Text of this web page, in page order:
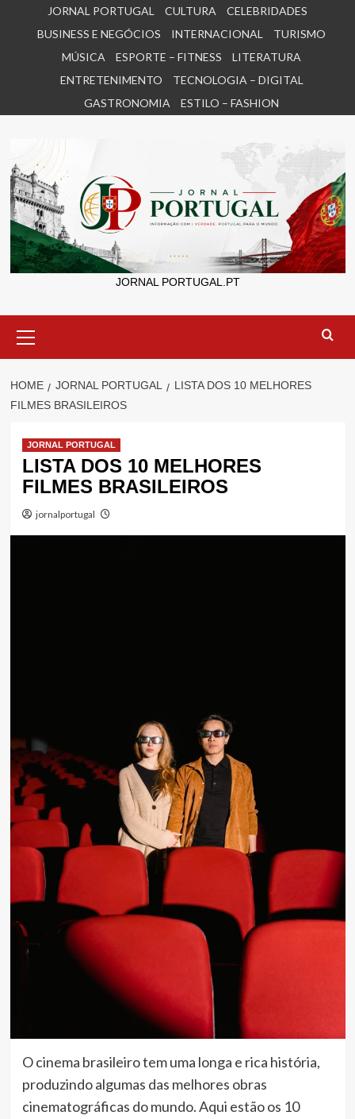
JORNAL PORTUGAL CULTURA
CELEBRIDADES
BUSINESS E NEGÓCIOS
INTERNACIONAL
TURISMO
MÚSICA
ESPORTE – FITNESS
LITERATURA
ENTRETENIMENTO
TECNOLOGIA – DIGITAL
GASTRONOMIA
ESTILO – FASHION
JORNAL PORTUGAL.PT
Menu
HOME JORNAL PORTUGAL
LISTA DOS 10 MELHORES
FILMES BRASILEIROS
JORNAL PORTUGAL
LISTA DOS 10 MELHORES
FILMES BRASILEIROS
jornalportugal
O cinema brasileiro tem uma longa e rica história,
produzindo algumas das melhores obras
cinematográficas do mundo. Aqui estão os 10